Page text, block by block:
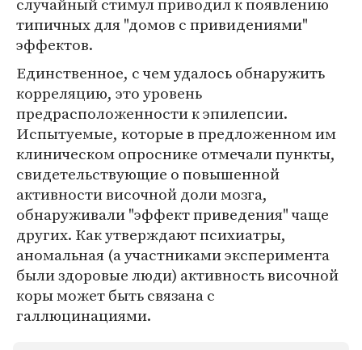
типичных для "домов с привидениями"
эффектов.
Единственное, с чем удалось обнаружить
корреляцию, это уровень
предрасположенности к эпилепсии.
Испытуемые, которые в предложенном им
клиническом опроснике отмечали пункты,
свидетельствующие о повышенной
активности височной доли мозга,
обнаруживали "эффект приведения" чаще
других. Как утверждают психиатры,
аномальная (а участниками эксперимента
были здоровые люди) активность височной
коры может быть связана с
галлюцинациями.